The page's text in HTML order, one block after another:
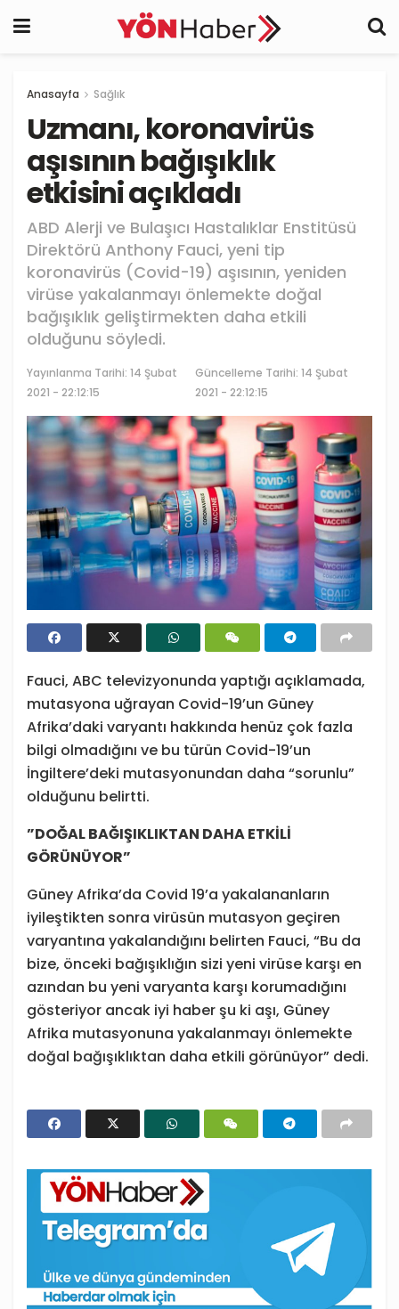
Anasayfa Sağlık
Uzmanı, koronavirüs
aşısının bağışıklık
etkisini açıkladı
ABD Alerji ve Bulaşıcı Hastalıklar Enstitüsü
Direktörü Anthony Fauci, yeni tip
koronavirüs (Covid-19) aşısının, yeniden
virüse yakalanmayı önlemekte doğal
bağışıklık geliştirmekten daha etkili
olduğunu söyledi.
Yayınlanma Tarihi: 14 Şubat
2021 - 22:12:15
Güncelleme Tarihi: 14 Şubat
2021 - 22:12:15
Fauci, ABC televizyonunda yaptığı açıklamada,
mutasyona uğrayan Covid-19’un Güney
Afrika’daki varyantı hakkında henüz çok fazla
bilgi olmadığını ve bu türün Covid-19’un
İngiltere’deki mutasyonundan daha “sorunlu”
olduğunu belirtti.
”DOĞAL BAĞIŞIKLIKTAN DAHA ETKİLİ
GÖRÜNÜYOR”
Güney Afrika’da Covid 19’a yakalananların
iyileştikten sonra virüsün mutasyon geçiren
varyantına yakalandığını belirten Fauci, “Bu da
bize, önceki bağışıklığın sizi yeni virüse karşı en
azından bu yeni varyanta karşı korumadığını
gösteriyor ancak iyi haber şu ki aşı, Güney
Afrika mutasyonuna yakalanmayı önlemekte
doğal bağışıklıktan daha etkili görünüyor” dedi.